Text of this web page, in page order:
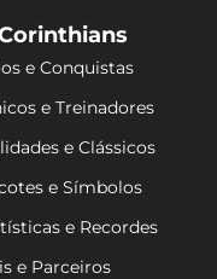
e Conquistas
e Treinadores
e Clássicos
e Símbolos
e Recordes
e Parceiros